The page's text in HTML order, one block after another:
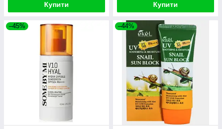
Купити Купити
–45% –44%